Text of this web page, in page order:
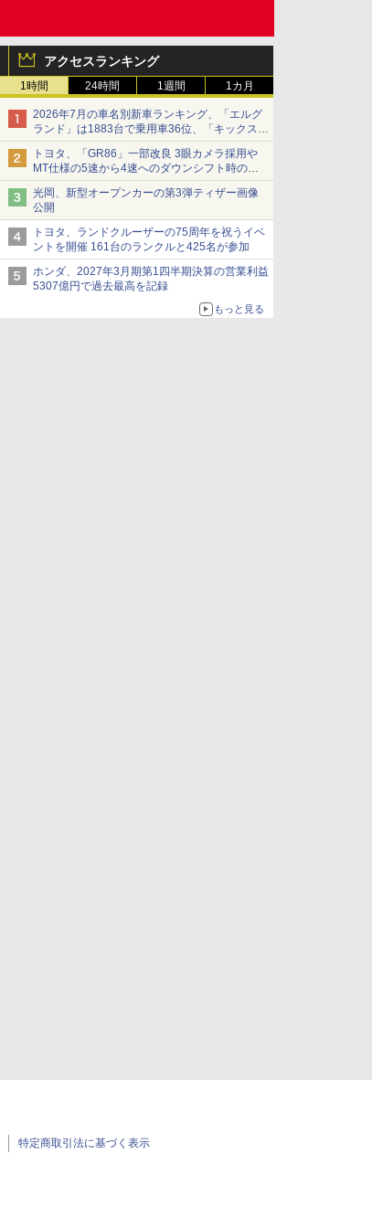
アクセスランキング
1時間 24時間 1週間 1カ月
2026年7月の車名別新車ランキング、「エルグ
ランド」は1883台で乗用車36位、「キックス」
は2591台で27位に
トヨタ、「GR86」一部改良 3眼カメラ採用や
MT仕様の5速から4速へのダウンシフト時の操
作性向上など
光岡、新型オープンカーの第3弾ティザー画像
公開
トヨタ、ランドクルーザーの75周年を祝うイベ
ントを開催 161台のランクルと425名が参加
ホンダ、2027年3月期第1四半期決算の営業利益
5307億円で過去最高を記録
もっと見る
特定商取引法に基づく表示